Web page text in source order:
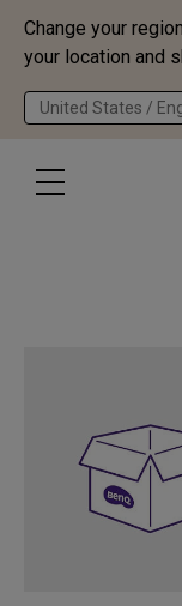
Change your
your location and
United States /